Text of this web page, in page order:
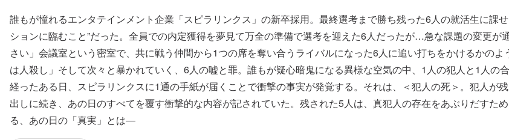
誰もが憧れるエンタテインメント企業「スピラリンクス」の新卒採用。最終選考まで勝ち残った6人の就活生に課
ションに臨むこと”だった。全員での内定獲得を夢見て万全の準備で選考を迎えた6人だったが…急な課題の変更
さい」会議室という密室で、共に戦う仲間から1つの席を奪い合うライバルになった6人に追い打ちをかけるかの
は人殺し」そして次々と暴かれていく、6人の嘘と罪。誰もが疑心暗鬼になる異様な空気の中、1人の犯人と1人
経ったある日、スピラリンクスに1通の手紙が届くことで衝撃の事実が発覚する。それは、＜犯人の死＞。犯人が
出しに続き、あの日のすべてを覆す衝撃的な内容が記されていた。残された5人は、真犯人の存在をあぶりだす
る、あの日の「真実」とは―